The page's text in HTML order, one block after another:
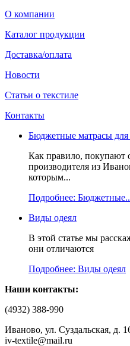
О компании
Каталог продукции
Доставка/оплата
Новости
Статьи о текстиле
Контакты
Бюджетные матрасы для
Как правило, покупают
производителя из
которым...
Подробнее:
Виды одеял
В этой статье мы
они отличаются
Подробнее: Виды одеял
Наши контакты:
(4932) 388-990
Иваново, ул. Суздальская, д.
iv-textile@mail.ru